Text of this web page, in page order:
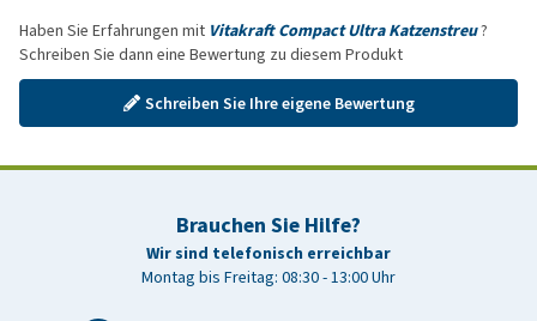
Haben Sie Erfahrungen mit Vitakraft Compact Ultra Katzenstreu?
Schreiben Sie dann eine Bewertung zu diesem Produkt
Schreiben Sie Ihre eigene Bewertung
Brauchen Sie Hilfe?
Wir sind telefonisch erreichbar
Montag bis Freitag: 08:30 - 13:00 Uhr